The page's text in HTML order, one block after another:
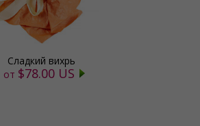
Сладкий вихрь
от $78.00 US